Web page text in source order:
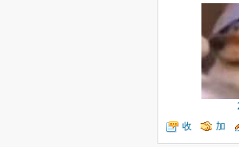
收
听TA
加
为好友